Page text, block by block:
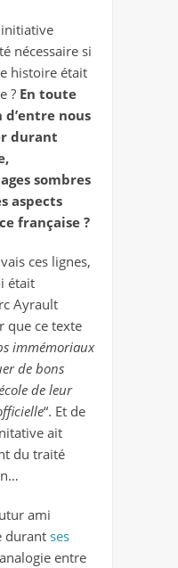
initiative
nécessaire si
histoire était
? En toute
nous
durant
sombres
aspects
française ?
ces lignes,
était
Ayrault
que ce texte
immémoriaux
de bons
de leur
“. Et de
ait
du traité
ami
durant ses
entre